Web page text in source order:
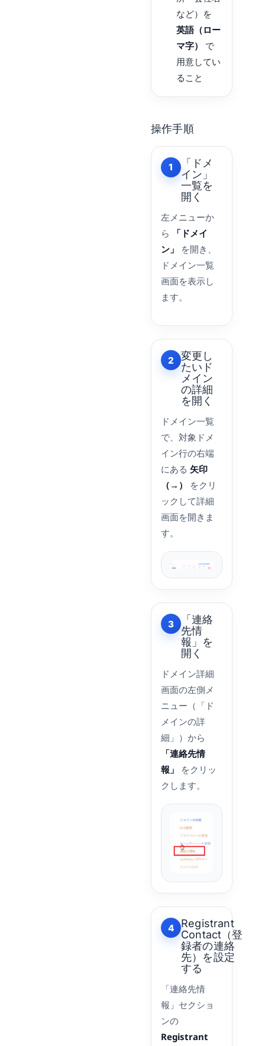
など）を
英語（ロー
マ字）
で
用意してい
ること
操作手順
1
「ドメ
イン」
一覧を
開く
左メニューか
ら
「ドメイ
ン」
を開き、
ドメイン一覧
画面を表示し
ます。
2
変更し
たいド
メイン
の詳細
を開く
ドメイン一覧
で、対象ドメ
イン行の右端
にある 矢印
（→）
をクリ
ックして詳細
画面を開きま
す。
3
「連絡
先情
報」を
開く
ドメイン詳細
画面の左側メ
ニュー（「ド
メインの詳
細」）から
「連絡先情
報」
をクリッ
クします。
4
Registrant
Contact（登
録者の連絡
先）を設定
する
「連絡先情
報」セクショ
ンの
Registrant